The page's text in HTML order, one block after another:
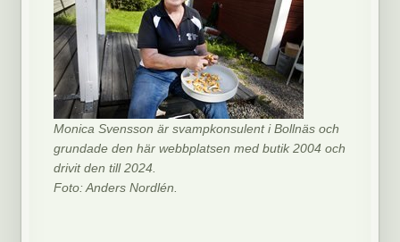
Monica Svensson är svampkonsulent i Bollnäs och
grundade den här webbplatsen med butik 2004 och
drivit den till 2024.
Foto: Anders Nordlén.